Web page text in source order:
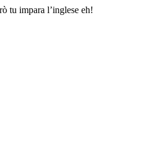
tu impara l’inglese eh!